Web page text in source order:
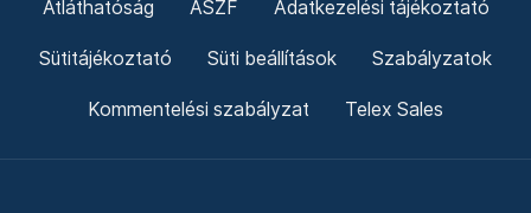
Átláthatóság ÁSZF Adatkezelési tájékoztató
Sütitájékoztató Süti beállítások Szabályzatok
Kommentelési szabályzat Telex Sales